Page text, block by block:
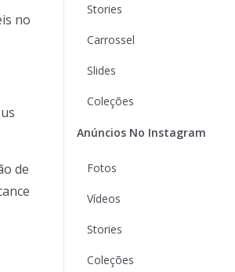
no
de
Stories
Carrossel
Slides
Coleções
Anúncios No Instagram
Fotos
Vídeos
Stories
Coleções